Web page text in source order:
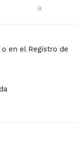
en el Registro de
Terranova
972€,
según
del